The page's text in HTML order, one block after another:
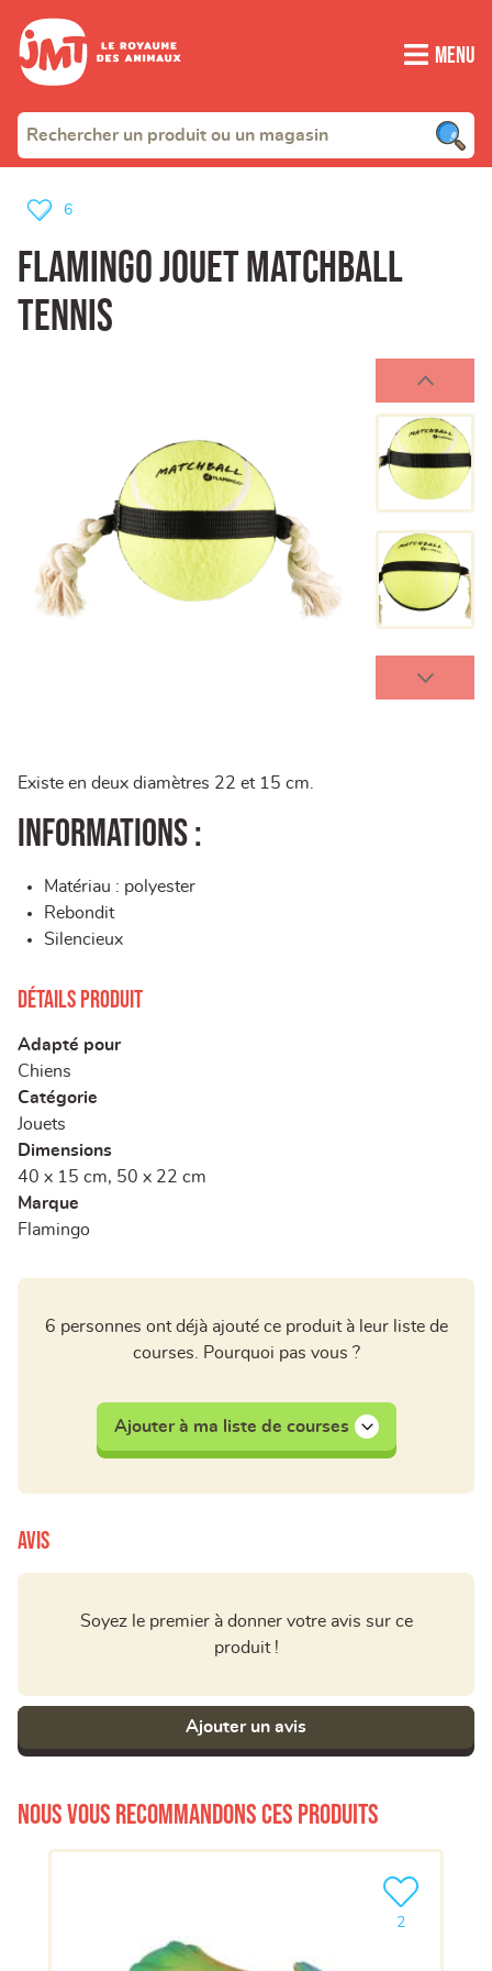
Menu
Flamingo jouet matchball
tennis
6
Existe en deux diamètres 22 et 15 cm.
Informations :
Matériau : polyester
Rebondit
Silencieux
Détails produit
Adapté pour
Chiens
Catégorie
Jouets
Dimensions
40 x 15 cm, 50 x 22 cm
Marque
Flamingo
6 personnes ont déjà ajouté ce produit à leur liste de
courses. Pourquoi pas vous ?
Ajouter à ma liste de courses
Avis
Soyez le premier à donner votre avis sur ce
produit !
Ajouter un avis
Nous vous recommandons ces produits
2
Ajouter le